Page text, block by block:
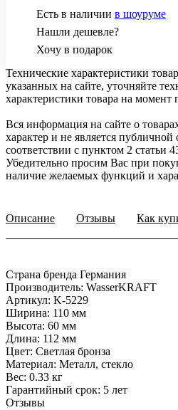
Есть в наличии в шоуруме
Нашли дешевле?
Хочу в подарок
Технические характеристики
указанных на сайте, уточняйте
характеристики товара на
Вся информация на сайте о
характер и не является публичной
соответствии с пунктом 2 статьи
Убедительно просим Вас при
наличие желаемых функций и
Описание Отзывы Как
Страна бренда Германия
Производитель: WasserKRAFT
Артикул: K-5229
Ширина: 110 мм
Высота: 60 мм
Длина: 112 мм
Цвет: Светлая бронза
Материал: Металл, стекло
Вес: 0.33 кг
Гарантийный срок: 5 лет
Отзывы